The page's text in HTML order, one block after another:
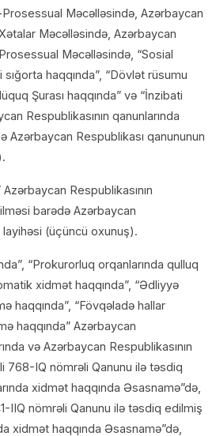
Prosessual Məcəlləsində, Azərbaycan
Məcəlləsində, Azərbaycan
Məcəlləsində, “Sosial
sığorta haqqında”, “Dövlət rüsumu
Şurası haqqında” və “İnzibati
Respublikasının qanunlarında
Azərbaycan Respublikası qanununun
Respublikasının
barədə Azərbaycan
layihəsi (üçüncü oxunuş).
“Prokurorluq orqanlarında qulluq
xidmət haqqında”, “Ədliyyə
haqqında”, “Fövqəladə hallar
haqqında” Azərbaycan
və Azərbaycan Respublikasının
768-IQ nömrəli Qanunu ilə təsdiq
xidmət haqqında Əsasnamə”də,
IIQ nömrəli Qanunu ilə təsdiq edilmiş
xidmət haqqında Əsasnamə”də,